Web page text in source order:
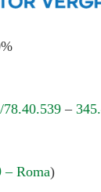
78.40.539 –
– Roma)